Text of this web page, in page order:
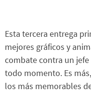
Esta tercera entrega
mejores gráficos y
combate contra un jefe
todo momento. Es
los más memorables